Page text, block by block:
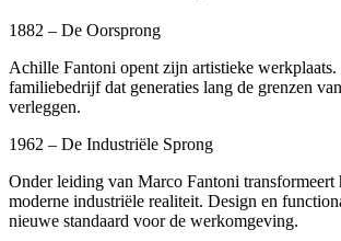
1882 – De Oorsprong
Achille Fantoni opent zijn artistieke werkplaats.
familiebedrijf dat generaties lang de grenzen
verleggen.
1962 – De Industriële Sprong
Onder leiding van Marco Fantoni transformeert
moderne industriële realiteit. Design en
nieuwe standaard voor de werkomgeving.